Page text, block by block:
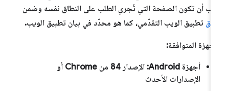
أن تكون الصفحة التي تُجري الطلب على النطاق نفسه وضمن
تطبيق الويب التقدّمي، كما هو محدّد في بيان تطبيق الويب.
المتوافقة:
أجهزة Android: الإصدار 84 من Chrome أو
الإصدارات الأحدث